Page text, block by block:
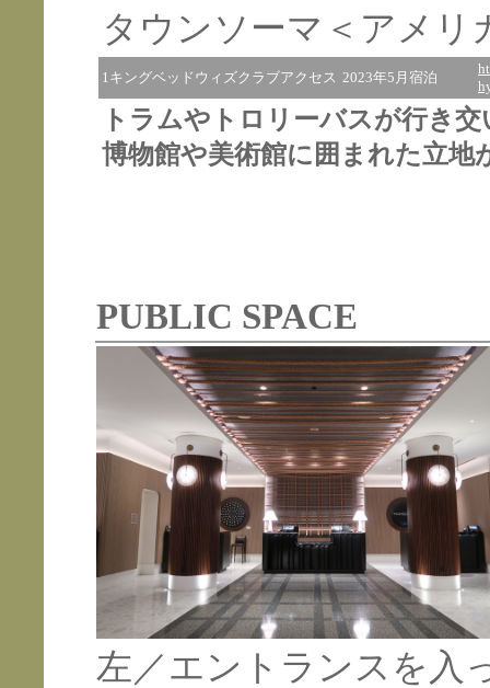
タウンソーマ＜アメリ
1キングベッドウィズクラブアクセス 2023年5月宿泊
トラムやトロリーバスが行き
博物館や美術館に囲まれた立地
PUBLIC SPACE
左／エントランスを入